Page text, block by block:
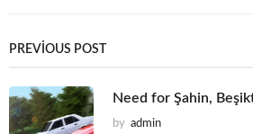
PREVIOUS POST
Need for Şahin,
by admin